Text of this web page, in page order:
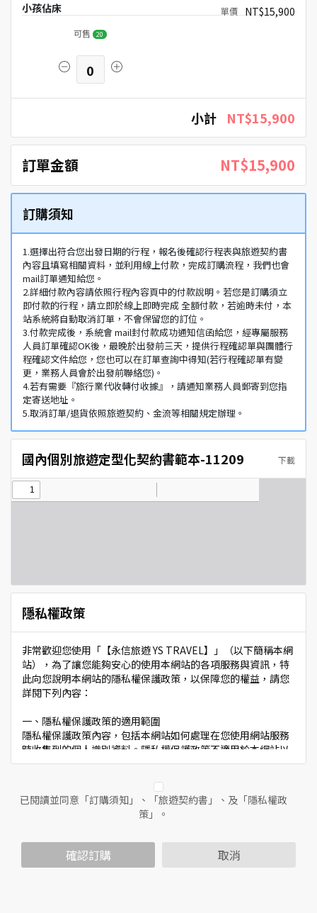
小孩佔床 NT$15,900
可售 20
0
小計 NT$15,900
訂單金額 NT$15,900
訂購須知
1.選擇出符合您出發日期的行程，報名後確認行程表與旅遊契約書
內容且填寫相關資料，並利用線上付款，完成訂購流程，我們也會
mail訂單通知給您。
2.詳細付款內容請依照行程內容頁中的付款說明。若您是訂購須立
即付款的行程，請立即於線上即時完成 全額付款，若逾時未付，本
站系統將自動取消訂單，不會保留您的訂位。
3.付款完成後，系統會 mail封付款成功通知信函給您，經專屬服務
人員訂單確認OK後，最晚於出發前三天，提供行程確認單與團體行
程確認文件給您，您也可以在訂單查詢中得知(若行程確認單有變
更，業務人員會於出發前聯絡您)。
4.若有需要『旅行業代收轉付收據』，請通知業務人員郵寄到您指
定寄送地址。
5.取消訂單/退貨依照旅遊契約、金流等相關規定辦理。
國內個別旅遊定型化契約書範本-11209 下載
隱私權政策
非常歡迎您使用「【永信旅遊 YS TRAVEL】」（以下簡稱本網
站），為了讓您能夠安心的使用本網站的各項服務與資訊，特
此向您說明本網站的隱私權保護政策，以保障您的權益，請您
詳閱下列內容：
一、隱私權保護政策的適用範圍
隱私權保護政策內容，包括本網站如何處理在您使用網站服務
時收集到的個人識別資料。隱私權保護政策不適用於本網站以
外的相關連結網站，也不適用於非本網站所委託或參與管理的
二、個人資料的蒐集、處理及利用方式
當您造訪本網站或使用本網站所提供之功能服務時，我們將視
範圍內處理及利用您的個人資料；非經您書面同意，本網站不
會將個人資料用於其他用途。
已閱讀並同意「訂購須知」、「旅遊契約書」、及「隱私權政
策」。
確認訂購 取消